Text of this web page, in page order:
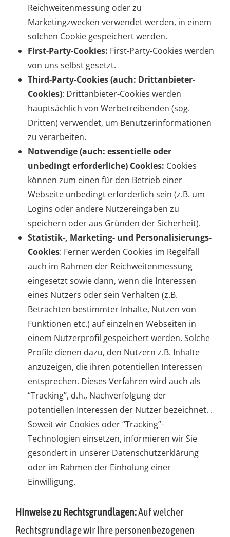
Reichweitenmessung oder zu
Marketingzwecken verwendet werden, in einem
solchen Cookie gespeichert werden.
First-Party-Cookies: First-Party-Cookies werden
von uns selbst gesetzt.
Third-Party-Cookies (auch: Drittanbieter-
Cookies): Drittanbieter-Cookies werden
hauptsächlich von Werbetreibenden (sog.
Dritten) verwendet, um Benutzerinformationen
zu verarbeiten.
Notwendige (auch: essentielle oder
unbedingt erforderliche) Cookies: Cookies
können zum einen für den Betrieb einer
Webseite unbedingt erforderlich sein (z.B. um
Logins oder andere Nutzereingaben zu
speichern oder aus Gründen der Sicherheit).
Statistik-, Marketing- und Personalisierungs-
Cookies: Ferner werden Cookies im Regelfall
auch im Rahmen der Reichweitenmessung
eingesetzt sowie dann, wenn die Interessen
eines Nutzers oder sein Verhalten (z.B.
Betrachten bestimmter Inhalte, Nutzen von
Funktionen etc.) auf einzelnen Webseiten in
einem Nutzerprofil gespeichert werden. Solche
Profile dienen dazu, den Nutzern z.B. Inhalte
anzuzeigen, die ihren potentiellen Interessen
entsprechen. Dieses Verfahren wird auch als
“Tracking”, d.h., Nachverfolgung der
potentiellen Interessen der Nutzer bezeichnet. .
Soweit wir Cookies oder “Tracking”-
Technologien einsetzen, informieren wir Sie
gesondert in unserer Datenschutzerklärung
oder im Rahmen der Einholung einer
Einwilligung.
Hinweise zu Rechtsgrundlagen:Auf welcher
Rechtsgrundlage wir Ihre personenbezogenen